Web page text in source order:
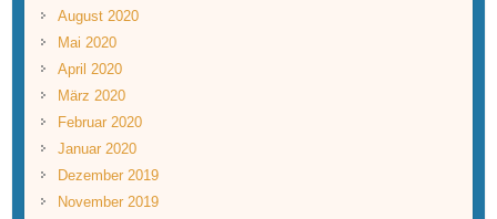
August 2020
Mai 2020
April 2020
März 2020
Februar 2020
Januar 2020
Dezember 2019
November 2019